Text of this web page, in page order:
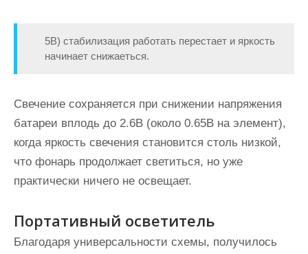
5В) стабилизация работать перестает и яркость
начинает снижаеться.
Свечение сохраняется при снижении напряжения
батареи вплодь до 2.6В (около 0.65В на элемент),
когда яркость свечения становится столь низкой,
что фонарь продолжает светиться, но уже
практически ничего не освещает.
Портативный осветитель
Благодаря универсальности схемы, получилось